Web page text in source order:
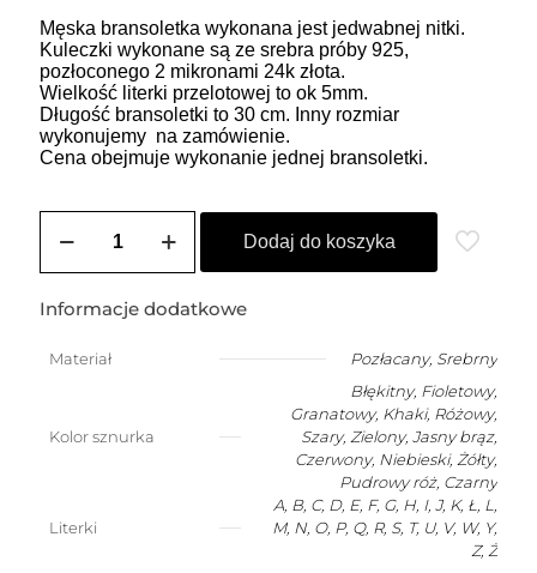
Męska bransoletka wykonana jest jedwabnej nitki.
Kuleczki wykonane są ze srebra próby 925,
pozłoconego 2 mikronami 24k złota.
Wielkość literki przelotowej to ok 5mm.
Długość bransoletki to 30 cm. Inny rozmiar
wykonujemy na zamówienie.
Cena obejmuje wykonanie jednej bransoletki.
Bransoletka
szczęście
dowolną
literką
Dodaj do koszyka
Informacje dodatkowe
Materiał Pozłacany, Srebrny
Kolor sznurka
Błękitny, Fioletowy,
Granatowy, Khaki, Różowy,
Szary, Zielony, Jasny brąz,
Czerwony, Niebieski, Żółty,
Pudrowy róż, Czarny
Literki
A, B, C, D, E, F, G, H, I, J, K, Ł, L,
M, N, O, P, Q, R, S, T, U, V, W, Y,
Z, Ż